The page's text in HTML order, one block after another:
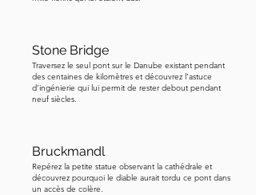
Stone Bridge
Traversez le seul pont sur le Danube existant pendant
des centaines de kilomètres et découvrez l’astuce
d’ingénierie qui lui permit de rester debout pendant
neuf siècles.
Bruckmandl
Repérez la petite statue observant la cathédrale et
découvrez pourquoi le diable aurait tordu ce pont dans
un accès de colère.